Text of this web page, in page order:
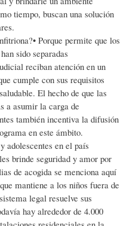
tiempo, buscan una solución
Porque permite que los
sido separadas
reciban atención en un
cumple con sus requisitos
El hecho de que las
a asumir la carga de
también incentiva la difusión
en este ámbito.
adolescentes en el país
brinde seguridad y amor por
de acogida se menciona aquí
mantiene a los niños fuera de
legal resuelve sus
hay alrededor de 4.000